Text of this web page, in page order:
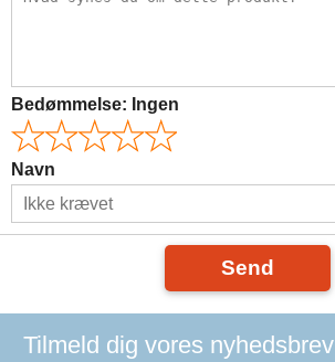
Bedømmelse: Ingen
Navn
Send
Tilmeld dig vores